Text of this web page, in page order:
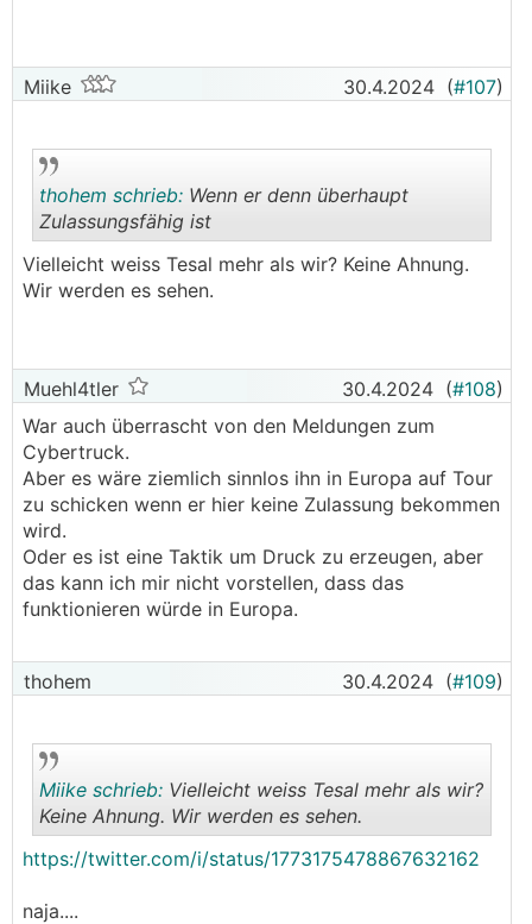
Miike 30.4.2024 (#107)
thohem schrieb: Wenn er denn überhaupt
Zulassungsfähig ist
Vielleicht weiss Tesal mehr als wir? Keine Ahnung.
Wir werden es sehen.
Muehl4tler 30.4.2024 (#108)
War auch überrascht von den Meldungen zum
Cybertruck.
Aber es wäre ziemlich sinnlos ihn in Europa auf Tour
zu schicken wenn er hier keine Zulassung bekommen
wird.
Oder es ist eine Taktik um Druck zu erzeugen, aber
das kann ich mir nicht vorstellen, dass das
funktionieren würde in Europa.
thohem 30.4.2024 (#109)
Miike schrieb: Vielleicht weiss Tesal mehr als wir?
Keine Ahnung. Wir werden es sehen.
https://twitter.com/i/status/1773175478867632162
naja....